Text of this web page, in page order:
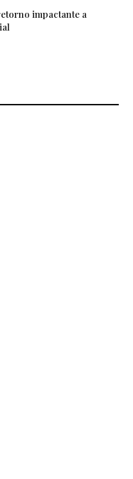
impactante a